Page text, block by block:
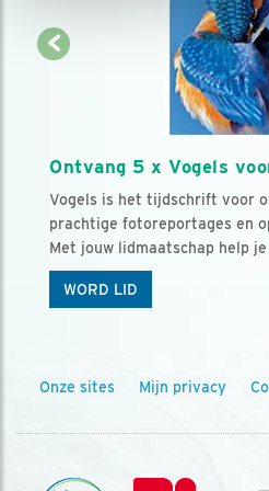
Ontvang 5 x Vogels
Vogels is het tijdschrift voor
prachtige fotoreportages en
Met jouw lidmaatschap help
WORD LID
Onze sites Mijn privacy